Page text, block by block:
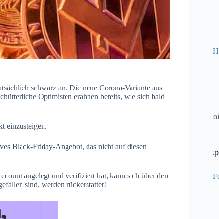
schwarz an. Die neue Corona-Variante aus
Optimisten erahnen bereits, wie sich bald
einzusteigen.
Black-Friday-Angebot, das nicht auf diesen
angelegt und verifiziert hat, kann sich über den
sind, werden rückerstattet!